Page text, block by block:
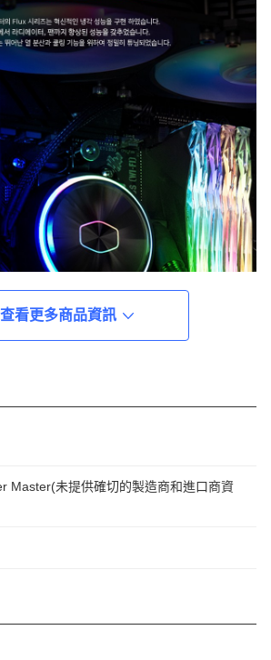
查看更多商品資訊
Master(未提供確切的製造商和進口商資